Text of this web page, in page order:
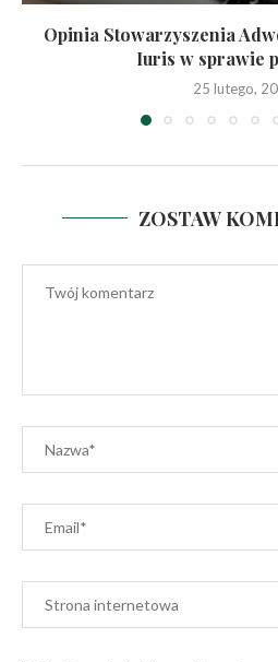
Opinia Stowarzyszenia
Iuris w sprawie
25 lutego,
ZOSTAW